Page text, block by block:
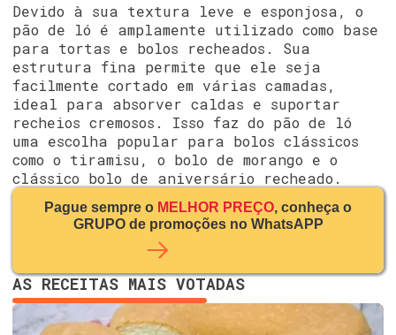
Devido à sua textura leve e esponjosa, o
pão de ló é amplamente utilizado como base
para tortas e bolos recheados. Sua
estrutura fina permite que ele seja
facilmente cortado em várias camadas,
ideal para absorver caldas e suportar
recheios cremosos. Isso faz do pão de ló
uma escolha popular para bolos clássicos
como o tiramisu, o bolo de morango e o
clássico bolo de aniversário recheado.
Pague sempre o MELHOR PREÇO, conheça o
GRUPO de promoções no WhatsAPP
AS RECEITAS MAIS VOTADAS